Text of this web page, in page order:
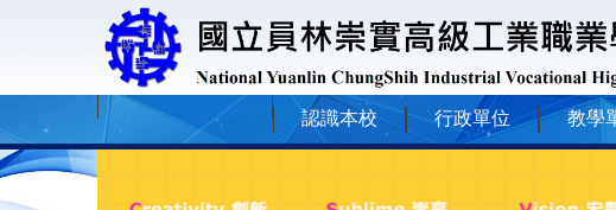
認識本校 行政單位 教學